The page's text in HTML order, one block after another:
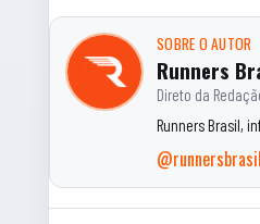
SOBRE O AUTOR
Runners
Direto da
Runners Brasil,